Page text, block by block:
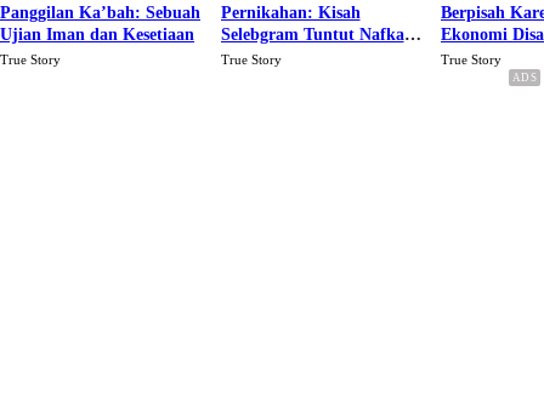
Panggilan Ka’bah: Sebuah
Ujian Iman dan Kesetiaan
True Story
Pernikahan: Kisah
Selebgram Tuntut Nafkah
Rp.15 Juta Perbulan
True Story
Berpisah
Ekonomi
Karena Cinta
True Story